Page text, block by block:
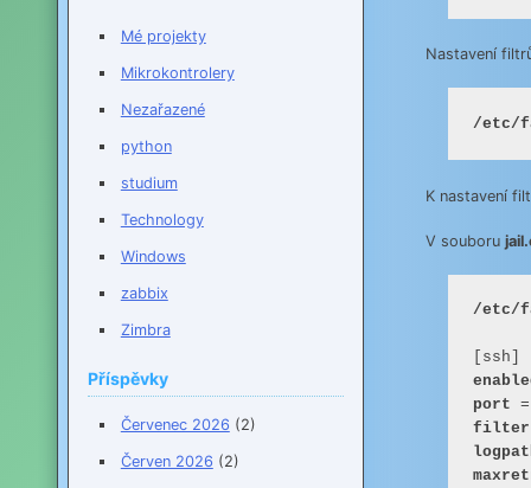
Nastavení
/etc/
K nastavení
V souboru
/etc/
port =
filter
Mé projekty
Mikrokontrolery
Nezařazené
python
studium
Technology
Windows
zabbix
Zimbra
Příspěvky
Červenec 2026 (2)
Červen 2026 (2)